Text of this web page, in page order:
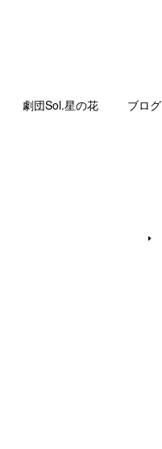
劇団Sol.星の花 ブログ